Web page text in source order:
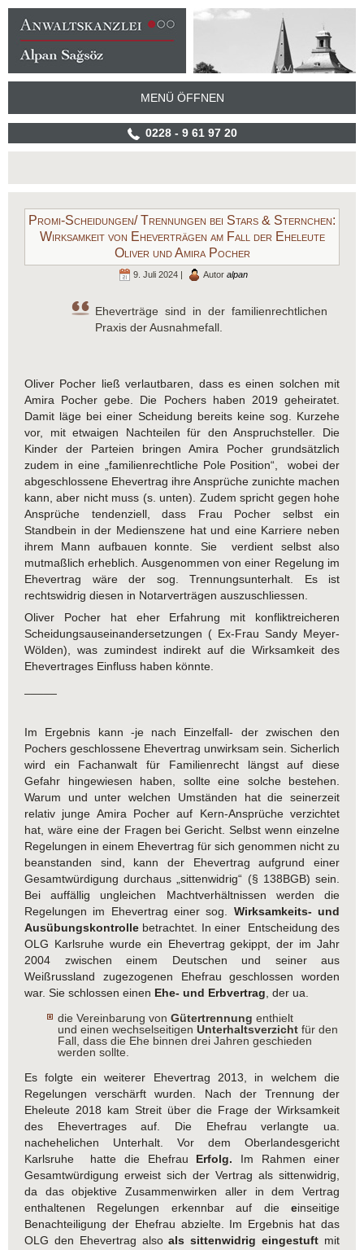
MENÜ ÖFFNEN
0228 - 9 61 97 20
Promi-Scheidungen/ Trennungen bei Stars & Sternchen:
Wirksamkeit von Eheverträgen am Fall der Eheleute
Oliver und Amira Pocher
9. Juli 2024 | Autor alpan
Eheverträge sind in der familienrechtlichen
Praxis der Ausnahmefall.
Oliver Pocher ließ verlautbaren, dass es einen solchen mit
Amira Pocher gebe. Die Pochers haben 2019 geheiratet.
Damit läge bei einer Scheidung bereits keine sog. Kurzehe
vor, mit etwaigen Nachteilen für den Anspruchsteller. Die
Kinder der Parteien bringen Amira Pocher grundsätzlich
zudem in eine „familienrechtliche Pole Position“, wobei der
abgeschlossene Ehevertrag ihre Ansprüche zunichte machen
kann, aber nicht muss (s. unten). Zudem spricht gegen hohe
Ansprüche tendenziell, dass Frau Pocher selbst ein
Standbein in der Medienszene hat und eine Karriere neben
ihrem Mann aufbauen konnte. Sie verdient selbst also
mutmaßlich erheblich. Ausgenommen von einer Regelung im
Ehevertrag wäre der sog. Trennungsunterhalt. Es ist
rechtswidrig diesen in Notarverträgen auszuschliessen.
Oliver Pocher hat eher Erfahrung mit konfliktreicheren
Scheidungsauseinandersetzungen ( Ex-Frau Sandy Meyer-
Wölden), was zumindest indirekt auf die Wirksamkeit des
Ehevertrages Einfluss haben könnte.
Im Ergebnis kann -je nach Einzelfall- der zwischen den
Pochers geschlossene Ehevertrag unwirksam sein. Sicherlich
wird ein Fachanwalt für Familienrecht längst auf diese
Gefahr hingewiesen haben, sollte eine solche bestehen.
Warum und unter welchen Umständen hat die seinerzeit
relativ junge Amira Pocher auf Kern-Ansprüche verzichtet
hat, wäre eine der Fragen bei Gericht. Selbst wenn einzelne
Regelungen in einem Ehevertrag für sich genommen nicht zu
beanstanden sind, kann der Ehevertrag aufgrund einer
Gesamtwürdigung durchaus „sittenwidrig“ (§ 138BGB) sein.
Bei auffällig ungleichen Machtverhältnissen werden die
Regelungen im Ehevertrag einer sog. Wirksamkeits- und
Ausübungskontrolle betrachtet. In einer Entscheidung des
OLG Karlsruhe wurde ein Ehevertrag gekippt, der im Jahr
2004 zwischen einem Deutschen und seiner aus
Weißrussland zugezogenen Ehefrau geschlossen worden
war. Sie schlossen einen Ehe- und Erbvertrag, der ua.
die Vereinbarung von Gütertrennung enthielt
und einen wechselseitigen Unterhaltsverzicht für den
Fall, dass die Ehe binnen drei Jahren geschieden
werden sollte.
Es folgte ein weiterer Ehevertrag 2013, in welchem die
Regelungen verschärft wurden. Nach der Trennung der
Eheleute 2018 kam Streit über die Frage der Wirksamkeit
des Ehevertrages auf. Die Ehefrau verlangte ua.
nachehelichen Unterhalt. Vor dem Oberlandesgericht
Karlsruhe hatte die Ehefrau Erfolg. Im Rahmen einer
Gesamtwürdigung erweist sich der Vertrag als sittenwidrig,
da das objektive Zusammenwirken aller in dem Vertrag
enthaltenen Regelungen erkennbar auf die einseitige
Benachteiligung der Ehefrau abzielte. Im Ergebnis hat das
OLG den Ehevertrag alsoals sittenwidrig eingestuft mit